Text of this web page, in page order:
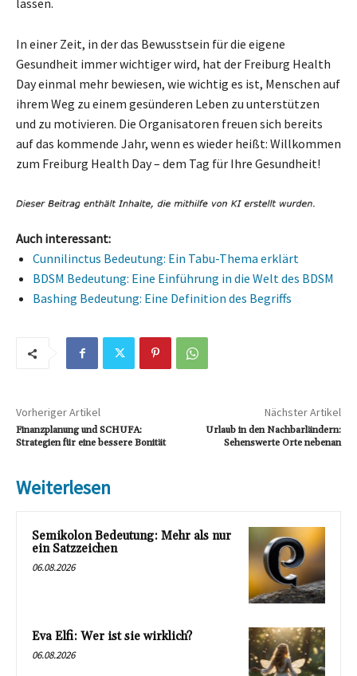
In einer Zeit, in der das Bewusstsein für die eigene
Gesundheit immer wichtiger wird, hat der Freiburg Health
Day einmal mehr bewiesen, wie wichtig es ist, Menschen auf
ihrem Weg zu einem gesünderen Leben zu unterstützen
und zu motivieren. Die Organisatoren freuen sich bereits
auf das kommende Jahr, wenn es wieder heißt: Willkommen
zum Freiburg Health Day – dem Tag für Ihre Gesundheit!
Auch interessant:
Cunnilinctus Bedeutung: Ein Tabu-Thema erklärt
BDSM Bedeutung: Eine Einführung in die Welt des BDSM
Bashing Bedeutung: Eine Definition des Begriffs
Vorheriger Artikel
Finanzplanung und SCHUFA:
Strategien für eine bessere Bonität
Nächster Artikel
Urlaub in den Nachbarländern:
Sehenswerte Orte nebenan
Weiterlesen
Semikolon Bedeutung: Mehr als nur
ein Satzzeichen
06.08.2026
Eva Elfi: Wer ist sie wirklich?
06.08.2026